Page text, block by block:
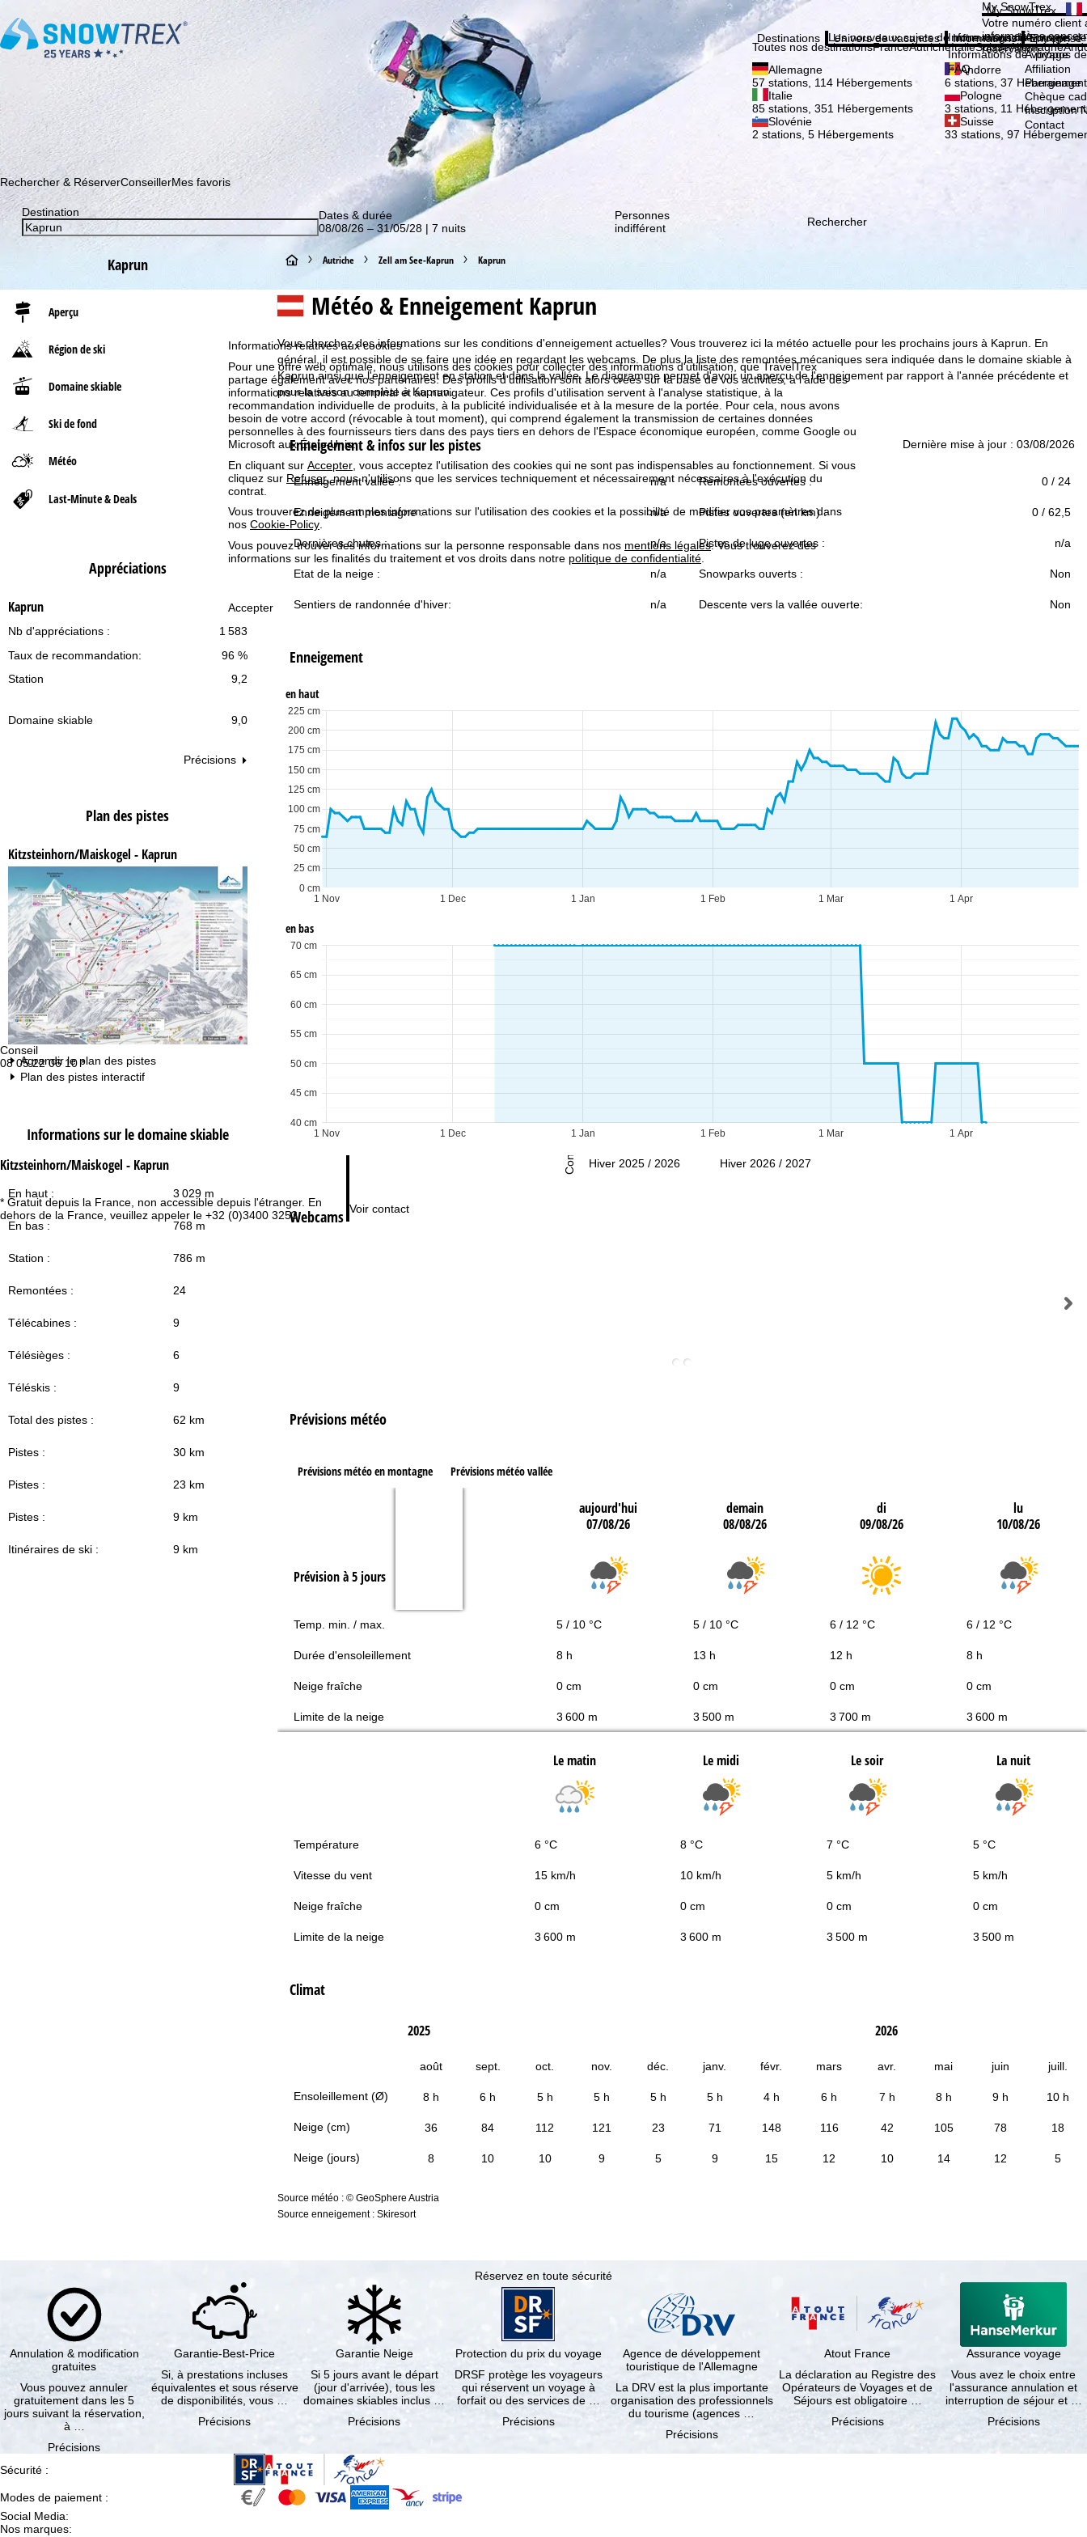
Informations relatives aux cookies
Pour une offre web optimale, nous utilisons des cookies pour collecter des informations d'utilisation, que TravelTrex
partage également avec nos partenaires. Des profils d'utilisation sont alors créés sur la base de vos activités, à l'aide des
informations relatives au terminal et au navigateur. Ces profils d'utilisation servent à l'analyse statistique, à la
recommandation individuelle de produits, à la publicité individualisée et à la mesure de la portée. Pour cela, nous avons
besoin de votre accord (révocable à tout moment), qui comprend également la transmission de certaines données
personnelles à des fournisseurs tiers dans des pays tiers en dehors de l'Espace économique européen, comme Google ou
Microsoft aux États-Unis.
En cliquant sur Accepter, vous acceptez l'utilisation des cookies qui ne sont pas indispensables au fonctionnement. Si vous
cliquez sur Refuser, nous n'utilisons que les services techniquement et nécessairement nécessaires à l'exécution du
contrat.
Vous trouverez de plus amples informations sur l'utilisation des cookies et la possibilité de modifier vos paramètres dans
nos Cookie-Policy
Vous pouvez trouver des informations sur la personne responsable dans nos mentions légales. Vous trouverez des
informations sur les finalités du traitement et vos droits dans notre politique de confidentialité
Accepter
Conseil
08 05 22 06 10 *
* Gratuit depuis la France, non accessible depuis l'étranger. En
dehors de la France, veuillez appeler le +32 (0)3400 3253.
Lun.-Jeu. :
09h00-17h00
Voir contact
Conseil
Abonnez-vous à notre newsletter et soyez le premier à découvrir nos promos ! Inscription
My SnowTrex
My SnowTrex
Votre numéro client
informations
réservation.
Destinations
Toutes nos destinationsFranceAutricheItalieSuisseAllemagne
Allemagne
57 stations, 114 Hébergements
Andorre
6 stations, 37
Italie
85 stations, 351 Hébergements
Pologne
3 stations, 11
Slovénie
2 stations, 5 Hébergements
Suisse
33 stations, 97
Univers de vacances
Les nouveaux sujets de notre magazine
Informations
Informations de voyage
Informations de voyage
FAQ
Entreprise
À propos
À propos
Affiliation
Parrainage
Chèque
Inscription
Contact
Rechercher & RéserverConseillerMes favoris
Destination
Dates & durée
08/08/26 – 31/05/28 | 7 nuits
Personnes
indifférent
Rechercher
Kaprun
Aperçu
Région de ski
Domaine skiable
Ski de fond
Météo
Last-Minute & Deals
Appréciations
Kaprun
1 583
Nb d'appréciations :
96 %
Taux de recommandation:
Station
9,2
Domaine skiable 9,0
Précisions
Plan des pistes
Kitzsteinhorn/Maiskogel - Kaprun
Agrandir le plan des pistes
Plan des pistes interactif
Informations sur le domaine skiable
Kitzsteinhorn/Maiskogel - Kaprun
En haut : 3 029 m
En bas : 768 m
Station : 786 m
Remontées : 24
Télécabines : 9
Télésièges : 6
Téléskis : 9
Total des pistes : 62 km
Pistes : 30 km
Pistes : 23 km
Pistes : 9 km
Itinéraires de ski : 9 km
P
a
e
d
'
c
u
l
Autriche Zell am See-Kaprun Kaprun
Météo & Enneigement Kaprun
Vous cherchez des informations sur les conditions d'enneigement actuelles? Vous trouverez ici la météo actuelle pour les prochains jours à Kaprun. En
général, il est possible de se faire une idée en regardant les webcams. De plus la liste des remontées mécaniques sera indiquée dans le domaine skiable à
Kaprun ainsi que l'enneigement en station et dans la vallée. Le diagramme permet d'avoir un aperçu de l'enneigement par rapport à l'année précédente et
pour la saison complète à Kaprun.
Enneigement & infos sur les pistes Dernière mise à jour : 03/08/2026
Enneigement vallée : n/a Remontées ouvertes : 0 / 24
Enneigement montagne : n/a Pistes ouvertes (en km) : 0 / 62,5
Dernières chutes : n/a Pistes de luge ouvertes : n/a
Etat de la neige : n/a Snowparks ouverts : Non
Sentiers de randonnée d'hiver: n/a Descente vers la vallée ouverte: Non
Enneigement
en haut
1 Nov 1 Dec 1 Jan 1 Feb 1 Mar 1 Apr
0 cm
25 cm
50 cm
75 cm
100 cm
125 cm
150 cm
175 cm
200 cm
225 cm
en bas
1 Nov 1 Dec 1 Jan 1 Feb 1 Mar 1 Apr
40 cm
45 cm
50 cm
55 cm
60 cm
65 cm
70 cm
Hiver 2025 / 2026 Hiver 2026 / 2027
Webcams
Prévisions météo
Prévisions météo en montagne Prévisions météo vallée
aujourd'hui
07/08/26
demain
08/08/26
di
09/08/26
lu
10/08/26
Prévision à 5 jours
Temp. min. / max. 5 / 10 °C 5 / 10 °C 6 / 12 °C 6 / 12 °C
Durée d'ensoleillement 8 h 13 h 12 h 8 h
Neige fraîche 0 cm 0 cm 0 cm 0 cm
Limite de la neige 3 600 m 3 500 m 3 700 m 3 600 m
Le matin Le midi Le soir La nuit
Température 6 °C 8 °C 7 °C 5 °C
Vitesse du vent 15 km/h 10 km/h 5 km/h 5 km/h
Neige fraîche 0 cm 0 cm 0 cm 0 cm
Limite de la neige 3 600 m 3 600 m 3 500 m 3 500 m
Climat
Ensoleillement (Ø)
Neige (cm)
Neige (jours)
2025 2026
août sept. oct. nov. déc. janv. févr. mars avr. mai juin juill.
8 h 6 h 5 h 5 h 5 h 5 h 4 h 6 h 7 h 8 h 9 h 10 h
36 84 112 121 23 71 148 116 42 105 78 18
8 10 10 9 5 9 15 12 10 14 12 5
Source météo : © GeoSphere Austria
Source enneigement : Skiresort
Réservez en toute sécurité
Annulation & modification
gratuites
Vous pouvez annuler
gratuitement dans les 5
jours suivant la réservation,
à …
Précisions
Garantie-Best-Price
Si, à prestations incluses
équivalentes et sous réserve
de disponibilités, vous …
Précisions
Garantie Neige
Si 5 jours avant le départ
(jour d'arrivée), tous les
domaines skiables inclus …
Précisions
Protection du prix du voyage
DRSF protège les voyageurs
qui réservent un voyage à
forfait ou des services de …
Précisions
Agence de développement
touristique de l'Allemagne
La DRV est la plus importante
organisation des professionnels
du tourisme (agences …
Précisions
Atout France
La déclaration au Registre des
Opérateurs de Voyages et de
Séjours est obligatoire …
Précisions
Assurance voyage
Vous avez le choix entre
l'assurance annulation et
interruption de séjour et …
Précisions
Sécurité :
Modes de paiement :
Social Media:
Nos marques: